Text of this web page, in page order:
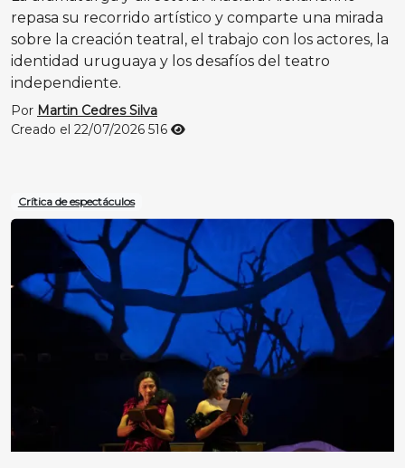
repasa su recorrido artístico y comparte una mirada
sobre la creación teatral, el trabajo con los actores, la
identidad uruguaya y los desafíos del teatro
independiente.
Por Martin Cedres Silva
Creado el 22/07/2026 516
Crítica de espectáculos